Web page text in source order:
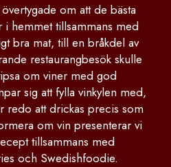
om att de bästa
i hemmet tillsammans med
bra mat, till en bråkdel av
restaurangbesök skulle
om viner med god
sig att fylla vinkylen med,
redo att drickas precis som
om vin presenterar vi
tillsammans med
och Swedishfoodie.